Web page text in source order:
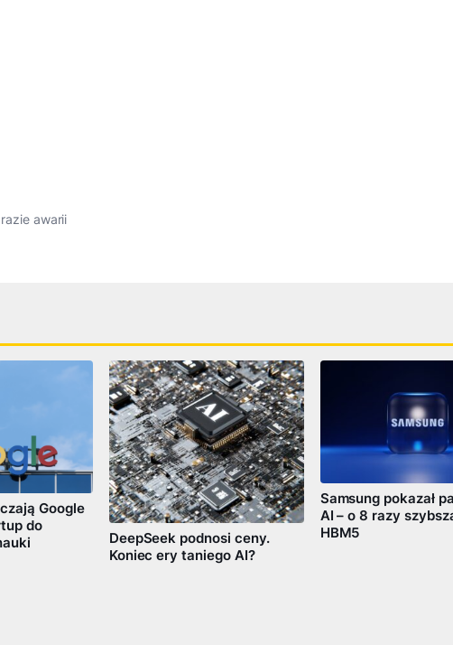
awarii
Google
do
DeepSeek podnosi ceny.
Koniec ery taniego AI?
Samsung pokazał
AI – o 8 razy
HBM5